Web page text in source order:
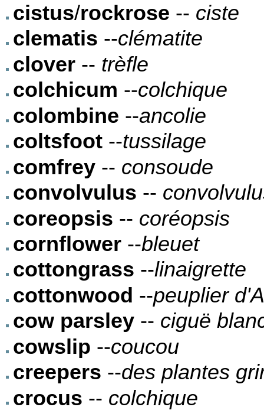
cistus/rockrose -- ciste
clematis --clématite
clover -- trèfle
colchicum --colchique
colombine --ancolie
coltsfoot --tussilage
comfrey -- consoude
convolvulus --
coreopsis -- coréopsis
cornflower --bleuet
cottongrass --linaigrette
cottonwood --peuplier
cow parsley -- ciguë
cowslip --coucou
creepers --des plantes
crocus -- colchique